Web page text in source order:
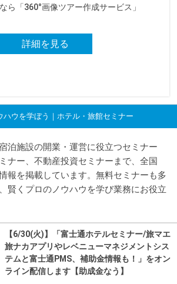
ら「360°画像ツアー作成サービス」
詳細を見る
ハウを学ぼう｜ホテル・旅館セミナー
泊施設の開業・運営に役立つセミナー
ナー、不動産投資セミナーまで、全国
報を掲載しています。無料セミナーも多
賢くプロのノウハウを学び業務にお役立
【6/30(火)】「富士通ホテルセミナー/旅マエ
旅ナカアプリやレベニューマネジメントシス
テムと富士通PMS、補助金情報も！」をオン
ライン配信します【助成金なう】